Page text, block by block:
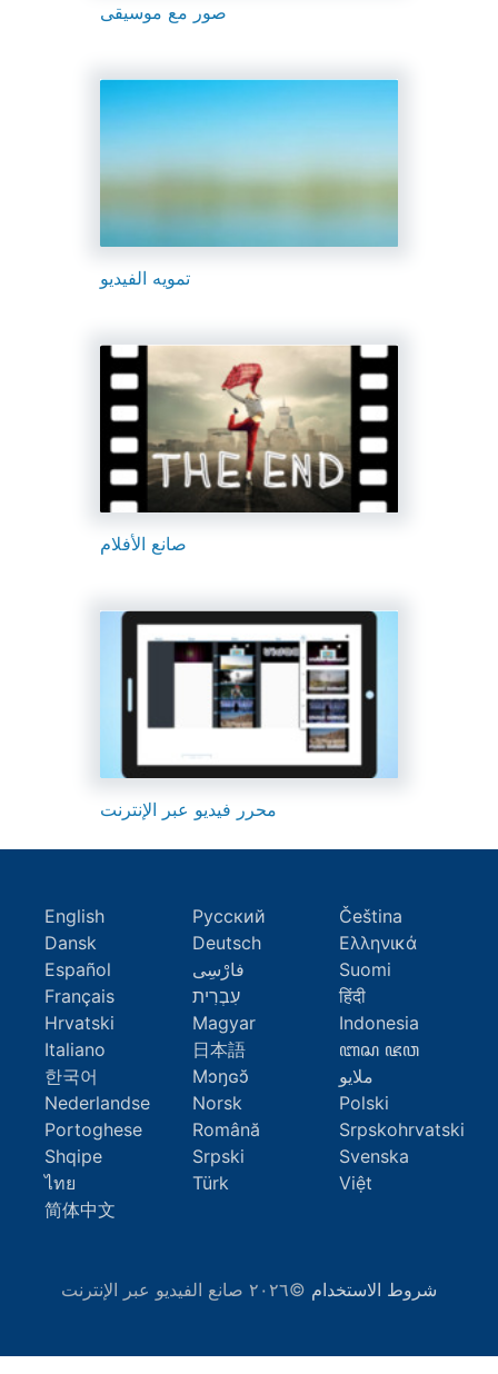
صور مع موسيقى
تمويه الفيديو
صانع الأفلام
محرر فيديو عبر الإنترنت
English Русский
Čeština
Dansk
Deutsch
Ελληνικά
Español
فارْسِى
Suomi
Français
עִבְרִית
हिंदी
Hrvatski
Magyar
Indonesia
Italiano
日本語
ꦧꦱ ꦗꦮ
한국어
Mɔŋɢɔ̆
ملايو
Nederlandse
Norsk
Polski
Portoghese
Română
Srpskohrvatski
Shqipe
Srpski
Svenska
ไทย
Türk
Việt
简体中文
شروط الاستخدام ©٢٠٢٦ صانع الفيديو عبر الإنترنت